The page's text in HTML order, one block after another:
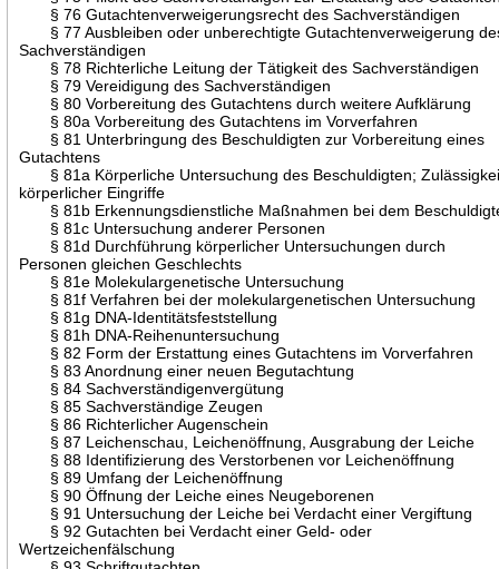
§ 76 Gutachtenverweigerungsrecht des Sachverständigen
§ 77 Ausbleiben oder unberechtigte Gutachtenverweigerung
Sachverständigen
§ 78 Richterliche Leitung der Tätigkeit des Sachverständigen
§ 79 Vereidigung des Sachverständigen
§ 80 Vorbereitung des Gutachtens durch weitere Aufklärung
§ 80a Vorbereitung des Gutachtens im Vorverfahren
§ 81 Unterbringung des Beschuldigten zur Vorbereitung eines
Gutachtens
§ 81a Körperliche Untersuchung des Beschuldigten;
körperlicher Eingriffe
§ 81b Erkennungsdienstliche Maßnahmen bei dem
§ 81c Untersuchung anderer Personen
§ 81d Durchführung körperlicher Untersuchungen durch
Personen gleichen Geschlechts
§ 81e Molekulargenetische Untersuchung
§ 81f Verfahren bei der molekulargenetischen Untersuchung
§ 81g DNA-Identitätsfeststellung
§ 81h DNA-Reihenuntersuchung
§ 82 Form der Erstattung eines Gutachtens im Vorverfahren
§ 83 Anordnung einer neuen Begutachtung
§ 84 Sachverständigenvergütung
§ 85 Sachverständige Zeugen
§ 86 Richterlicher Augenschein
§ 87 Leichenschau, Leichenöffnung, Ausgrabung der Leiche
§ 88 Identifizierung des Verstorbenen vor Leichenöffnung
§ 89 Umfang der Leichenöffnung
§ 90 Öffnung der Leiche eines Neugeborenen
§ 91 Untersuchung der Leiche bei Verdacht einer Vergiftung
§ 92 Gutachten bei Verdacht einer Geld- oder
Wertzeichenfälschung